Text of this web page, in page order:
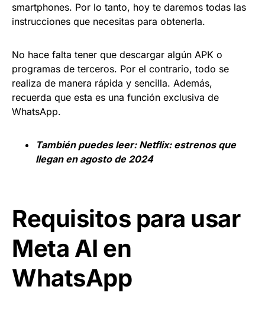
smartphones. Por lo tanto, hoy te daremos todas las
instrucciones que necesitas para obtenerla.
No hace falta tener que descargar algún APK o
programas de terceros. Por el contrario, todo se
realiza de manera rápida y sencilla. Además,
recuerda que esta es una función exclusiva de
WhatsApp.
También puedes leer: Netflix: estrenos que
llegan en agosto de 2024
Requisitos para usar
Meta AI en
WhatsApp